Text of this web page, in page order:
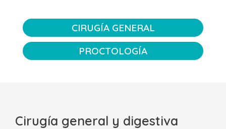
CIRUGÍA GENERAL
PROCTOLOGÍA
Cirugía general y digestiva